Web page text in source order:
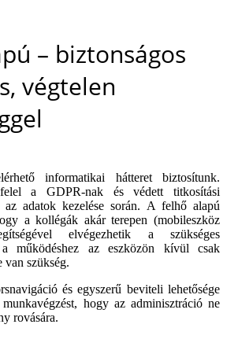
– biztonságos
végtelen
informatikai hátteret biztosítunk.
a GDPR-nak és védett titkosítási
az adatok kezelése során. A felhő alapú
a kollégák akár terepen (mobileszköz
elvégezhetik a szükséges
működéshez az eszközön kívül csak
van szükség.
és egyszerű beviteli lehetősége
hogy az adminisztráció ne
rovására.